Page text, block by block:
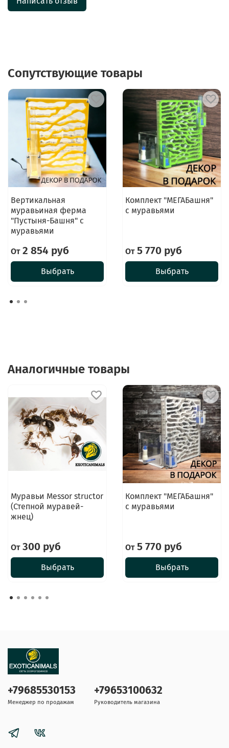
Сопутствующие товары
Вертикальная
муравьиная ферма
"Пустыня-Башня" с
муравьями
От2 854 руб
Выбрать
Комплект "МЕГАБашня"
с муравьями
От5 770 руб
Выбрать
Аналогичные товары
Муравьи Messor structor
(Степной муравей-
жнец)
От300 руб
Выбрать
Комплект "МЕГАБашня"
с муравьями
От5 770 руб
Выбрать
+79685530153
Менеджер по продажам
+79653100632
Руководитель магазина